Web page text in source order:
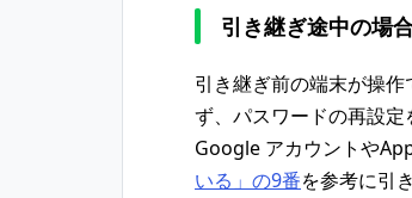
引き継ぎ途中の場
引き継ぎ前の端末が操
ず、パスワードの再設定
Google アカウントや
いる」の9番を参考に引